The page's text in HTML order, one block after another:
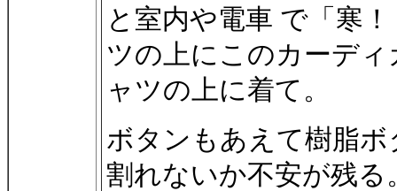
と室内や電車 で「寒
ツの上にこのカーデ
ャツの上に着て。
ボタンもあえて樹脂
割れないか不安が残